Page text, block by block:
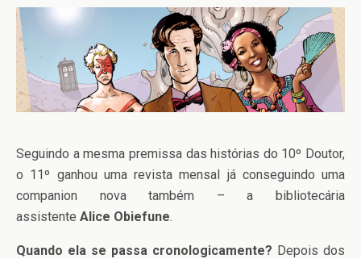
Seguindo a mesma premissa das histórias do 10º Doutor,
o 11º ganhou uma revista mensal já conseguindo uma
companion nova também – a bibliotecária
assistente Alice Obiefune.
Quando ela se passa cronologicamente? Depois dos